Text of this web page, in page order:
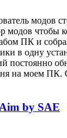
модов
модов чтобы
ПК и
в одну
постоянно
на моем
by SAE